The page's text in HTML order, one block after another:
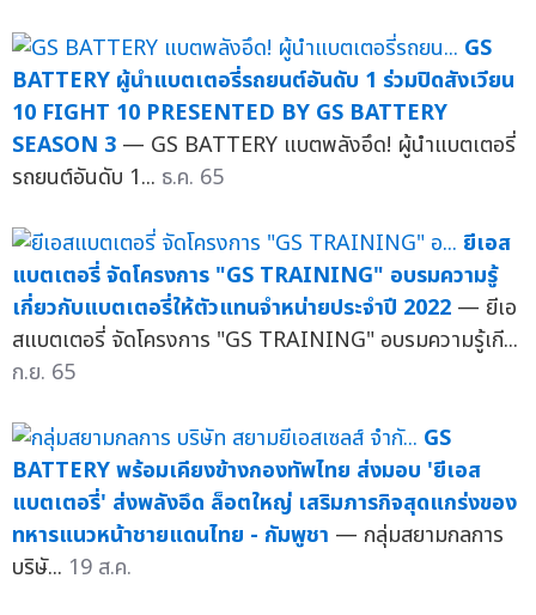
GS
BATTERY ผู้นำแบตเตอรี่รถยนต์อันดับ 1 ร่วมปิดสังเวียน
10 FIGHT 10 PRESENTED BY GS BATTERY
SEASON 3 — GS BATTERY แบตพลังอึด! ผู้นำแบตเตอรี่
รถยนต์อันดับ 1... ธ.ค. 65
ยีเอส
แบตเตอรี่ จัดโครงการ "GS TRAINING" อบรมความรู้
เกี่ยวกับแบตเตอรี่ให้ตัวแทนจำหน่ายประจำปี 2022 — ยีเอ
สแบตเตอรี่ จัดโครงการ "GS TRAINING" อบรมความรู้เกี...
ก.ย. 65
GS
BATTERY พร้อมเคียงข้างกองทัพไทย ส่งมอบ 'ยีเอส
แบตเตอรี่' ส่งพลังอึด ล็อตใหญ่ เสริมภารกิจสุดแกร่งของ
ทหารแนวหน้าชายแดนไทย - กัมพูชา — กลุ่มสยามกลการ
บริษั... 19 ส.ค.